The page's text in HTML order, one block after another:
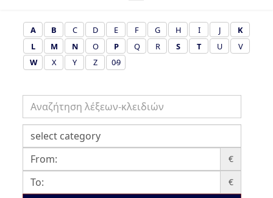
A B C D E F G H I J
K
L
M N O P Q R S T U
V
W
X Y Z 0-9
€
€